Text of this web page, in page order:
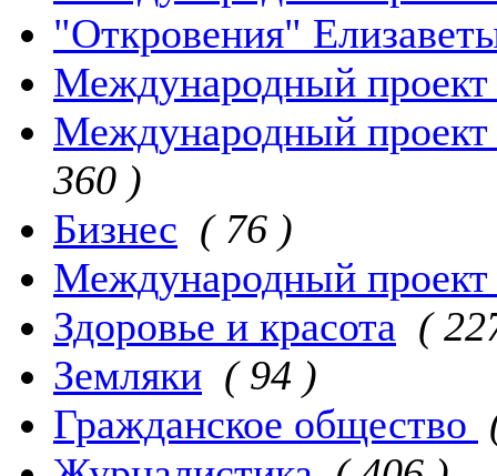
"Откровения"
Международный
Международный
360 )
Бизнес ( 76 )
Международный
Здоровье и красота (
Земляки ( 94 )
Гражданское общество